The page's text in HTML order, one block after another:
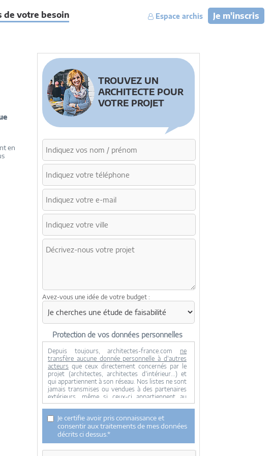
de votre besoin Je m'inscris
Espace archis
en
TROUVEZ UN
ARCHITECTE POUR
VOTRE PROJET
Avez-vous une idée de votre budget :
Protection de vos données personnelles
Depuis toujours, architectes-france.com ne
transfère aucune donnée personnelle à d'autres
acteurs que ceux directement concernés par le
projet (architectes, architectes d'intérieur...) et
qui appartiennent à son réseau. Nos listes ne sont
jamais transmises ou vendues à des partenaires
extérieurs, même si ceux-ci appartiennent au
domaine de la construction.
effectuée qu'avec votre consentement.
Je consens à ce que mes données personnelles
soient collectées pour permettre à architectes-
france de transférer votre projet aux architectes.
Seul Architectes-france, ses équipes internes et la
Je certifie avoir pris connaissance et
consentir aux traitements de mes données
décrits ci dessus.*